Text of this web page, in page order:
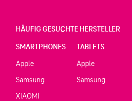
HÄUFIG GESUCHTE HERSTELLER
SMARTPHONES
Apple
Samsung
XIAOMI
TABLETS
Apple
Samsung